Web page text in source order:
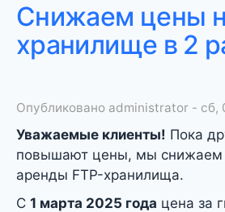
Снижаем цены
хранилище в 2
Опубликовано administrator - сб,
Уважаемые клиенты! Пока
повышают цены, мы снижаем
аренды FTP-хранилища.
С 1 марта 2025 года цена за